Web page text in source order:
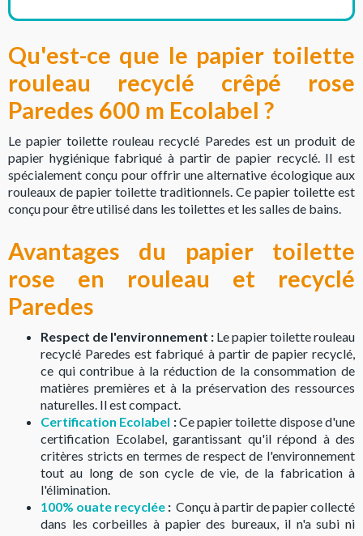
Qu'est-ce que le papier toilette
rouleau recyclé crêpé rose
Paredes 600 m Ecolabel ?
Le papier toilette rouleau recyclé Paredes est un produit de
papier hygiénique fabriqué à partir de papier recyclé. Il est
spécialement conçu pour offrir une alternative écologique aux
rouleaux de papier toilette traditionnels. Ce papier toilette est
conçu pour être utilisé dans les toilettes et les salles de bains.
Avantages du papier toilette
rose en rouleau et recyclé
Paredes
Respect de l'environnement : Le papier toilette rouleau
recyclé Paredes est fabriqué à partir de papier recyclé,
ce qui contribue à la réduction de la consommation de
matières premières et à la préservation des ressources
naturelles. Il est compact.
Certification Ecolabel :Ce papier toilette dispose d'une
certification Ecolabel, garantissant qu'il répond à des
critères stricts en termes de respect de l'environnement
tout au long de son cycle de vie, de la fabrication à
l'élimination.
100% ouate recyclée : Conçu à partir de papier collecté
dans les corbeilles à papier des bureaux, il n'a subi ni